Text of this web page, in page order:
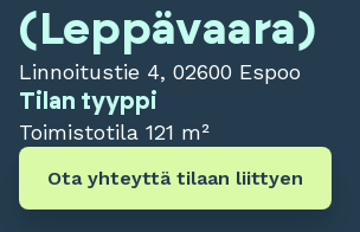
(Leppävaara)
Linnoitustie 4, 02600 Espoo
Tilan tyyppi
Toimistotila 121 m²
Ota yhteyttä tilaan liittyen